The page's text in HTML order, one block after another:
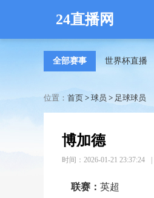
24直播网
全部赛事 世界杯直播
位置： 首页 > 球员 > 足球球员
博加德
时间：2026-01-21 23:37:24
联赛： 英超